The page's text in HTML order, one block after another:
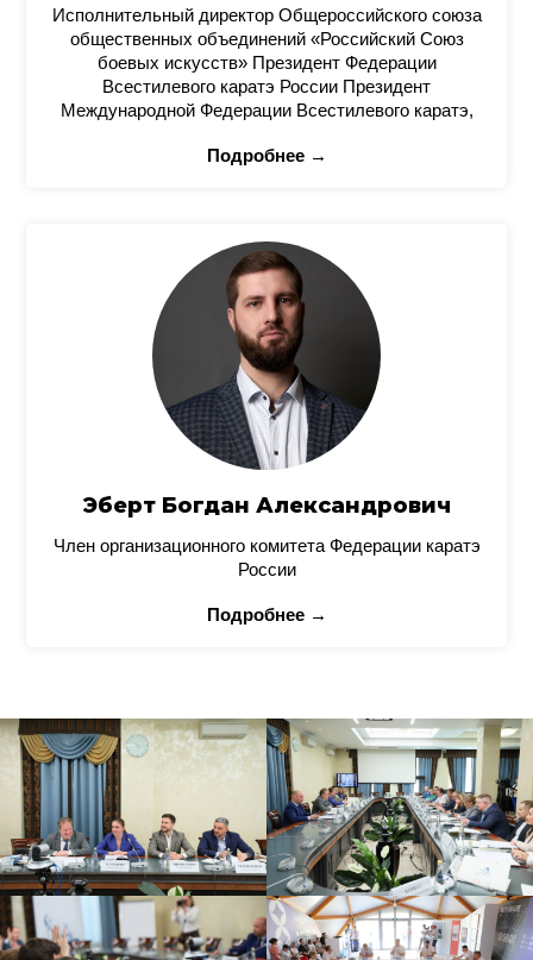
Исполнительный директор Общероссийского союза
общественных объединений «Российский Союз
боевых искусств» Президент Федерации
Всестилевого каратэ России Президент
Международной Федерации Всестилевого каратэ,
Подробнее →
Эберт Богдан Александрович
Член организационного комитета Федерации каратэ
России
Подробнее →